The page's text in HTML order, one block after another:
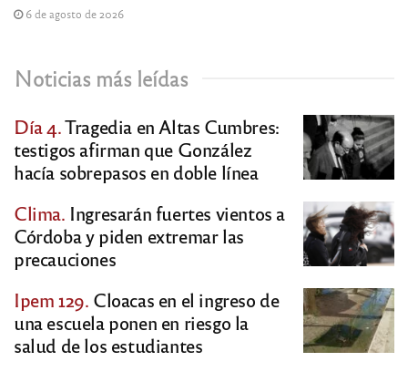
6 de agosto de 2026
Noticias más leídas
Día 4.Tragedia en Altas Cumbres:
testigos afirman que González
hacía sobrepasos en doble línea
Clima. Ingresarán fuertes vientos a
Córdoba y piden extremar las
precauciones
Ipem 129. Cloacas en el ingreso de
una escuela ponen en riesgo la
salud de los estudiantes